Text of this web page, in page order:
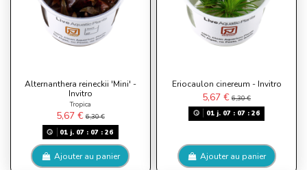
Alternanthera reineckii 'Mini' -
Invitro
Tropica
5,67 €6,30 €
01 j. 07 : 07 :26
Ajouter au panier
Eriocaulon cinereum - Invitro
5,67 €6,30 €
01j. 07 : 07 : 26
Ajouter au panier